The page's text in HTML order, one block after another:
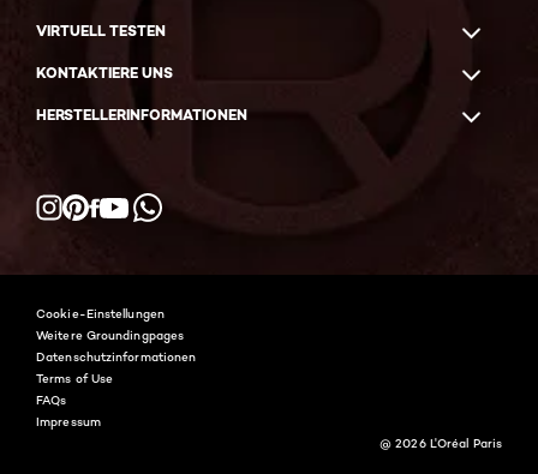
VIRTUELL TESTEN
KONTAKTIERE UNS
HERSTELLERINFORMATIONEN
Facebook
YouTube
Cookie-Einstellungen
Weitere Groundingpages
Datenschutzinformationen
Terms of Use
FAQs
Impressum
@ 2026 L'Oréal Paris